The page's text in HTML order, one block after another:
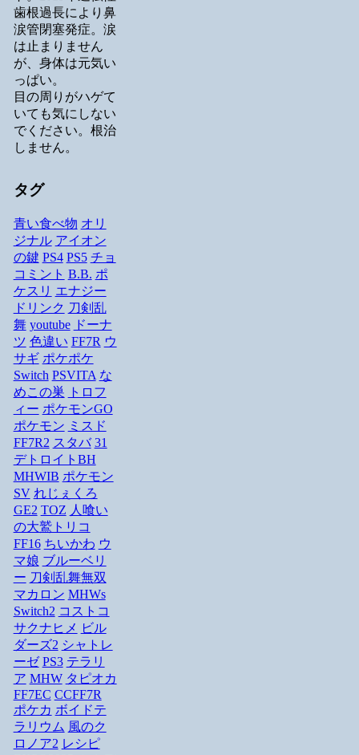
歯根過長により鼻
涙管閉塞発症。涙
は止まりません
が、身体は元気い
っぱい。
目の周りがハゲて
いても気にしない
でください。根治
しません。
タグ
青い食べ物 オリ
ジナル アイオン
の鍵 PS4 PS5 チョ
コミント B.B. ポ
ケスリ エナジー
ドリンク 刀剣乱
舞 youtube ドーナ
ツ 色違い FF7R ウ
サギ ポケポケ
Switch PSVITA な
めこの巣
トロフ
ィー ポケモンGO
ポケモン ミスド
FF7R2 スタバ 31
デトロイトBH
MHWIB ポケモン
SV れじぇくろ
GE2 TOZ 人喰い
の大鷲トリコ
FF16 ちいかわ ウ
マ娘 ブルーベリ
ー 刀剣乱舞無双
マカロン MHWs
Switch2 コストコ
サクナヒメ ビル
ダーズ2 シャトレ
ーゼ PS3 テラリ
ア MHW タピオカ
FF7EC CCFF7R
ポケカ ボイドテ
ラリウム 風のク
ロノア2 レシピ